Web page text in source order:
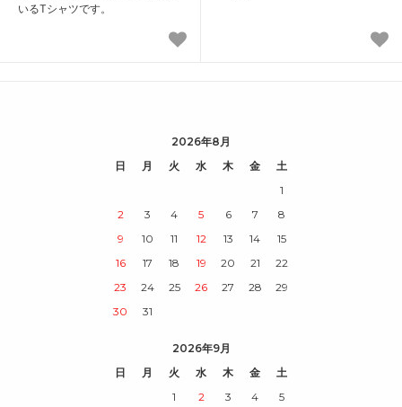
いるTシャツです。
2026年8月
日
月 火 水 木 金
土
1
2
3 4 5 6 7
8
9
10 11 12 13 14
15
16
17 18 19 20 21
22
23
24 25 26 27 28
29
30
31
2026年9月
日
月 火 水 木 金
土
1
2 3 4
5